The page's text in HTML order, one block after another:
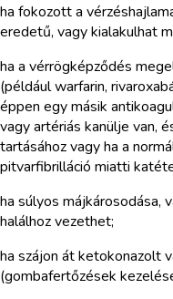
ha fokozott a
eredetű, vagy kialakulhat
ha a vérrögképződés
(például warfarin,
éppen egy másik
vagy artériás kanülje van,
tartásához vagy ha a
pitvarfibrilláció miatti
ha súlyos májkárosodása,
halálhoz vezethet;
ha szájon át ketokonazolt
(gombafertőzések